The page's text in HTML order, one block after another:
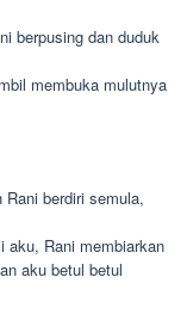
berpusing dan duduk
membuka mulutnya
berdiri semula,
aku, Rani membiarkan
aku betul betul